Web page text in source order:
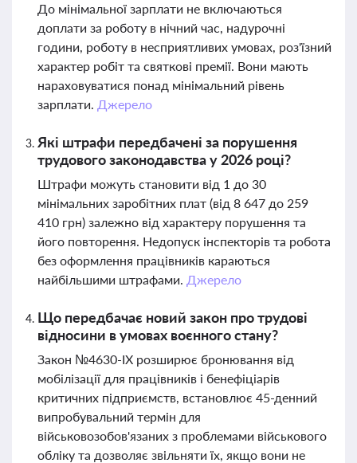
До мінімальної зарплати не включаються
доплати за роботу в нічний час, надурочні
години, роботу в несприятливих умовах, роз'їзний
характер робіт та святкові премії. Вони мають
нараховуватися понад мінімальний рівень
зарплати. Джерело
Які штрафи передбачені за порушення
трудового законодавства у 2026 році?
Штрафи можуть становити від 1 до 30
мінімальних заробітних плат (від 8 647 до 259
410 грн) залежно від характеру порушення та
його повторення. Недопуск інспекторів та робота
без оформлення працівників караються
найбільшими штрафами. Джерело
Що передбачає новий закон про трудові
відносини в умовах воєнного стану?
Закон №4630-IX розширює бронювання від
мобілізації для працівників і бенефіціарів
критичних підприємств, встановлює 45-денний
випробувальний термін для
військовозобов'язаних з проблемами військового
обліку та дозволяє звільняти їх, якщо вони не